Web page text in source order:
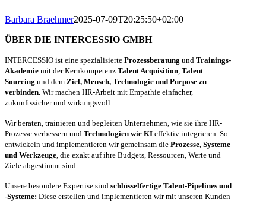
Barbara Braehmer2025-07-09T20:25:50+02:00
ÜBER DIE INTERCESSIO GMBH
INTERCESSIO ist eine spezialisierte Prozessberatung und Trainings-
Akademie mit der Kernkompetenz Talent Acquisition, Talent
Sourcing und dem Ziel, Mensch, Technologie und Purpose zu
verbinden. Wir machen HR-Arbeit mit Empathie einfacher,
zukunftssicher und wirkungsvoll.
Wir beraten, trainieren und begleiten Unternehmen, wie sie ihre HR-
Prozesse verbessern und Technologien wie KI effektiv integrieren. So
entwickeln und implementieren wir gemeinsam die Prozesse, Systeme
und Werkzeuge, die exakt auf ihre Budgets, Ressourcen, Werte und
Ziele abgestimmt sind.
Unsere besondere Expertise sind schlüsselfertige Talent-Pipelines und
-Systeme: Diese erstellen und implementieren wir mit unseren Kunden